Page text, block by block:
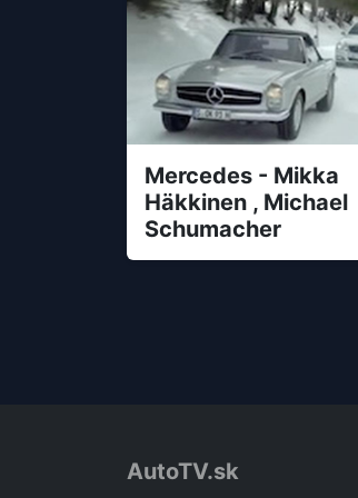
Mercedes - Mikka
Häkkinen , Michael
Schumacher
AutoTV.sk